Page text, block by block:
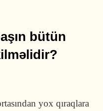
bütün
yox qıraqlara